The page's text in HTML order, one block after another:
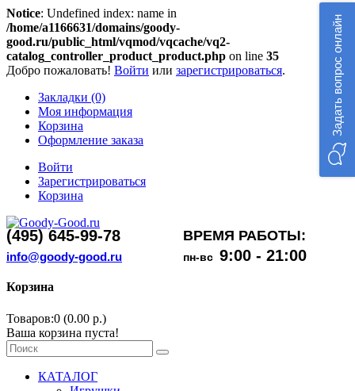
Notice: Undefined index: name in
/home/a1166631/domains/goody-
good.ru/public_html/vqmod/vqcache/vq2-
catalog_controller_product_product.php on line 35
Добро пожаловать! Войти или зарегистрироваться.
Закладки (0)
Моя информация
Корзина
Оформление заказа
Войти
Зарегистрироваться
Корзина
(495) 645-99-78 ВРЕМЯ РАБОТЫ:
info@goody-good.ru пн-вс 9:00 - 21:00
Корзина
Товаров:0 (0.00 р.)
Ваша корзина пуста!
КАТАЛОГ
Задать вопрос онлайн